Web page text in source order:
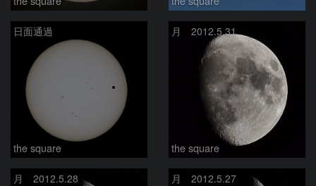
日面通過
the square
月 2012.5.31
the square
月 2012.5.28 月 2012.5.27